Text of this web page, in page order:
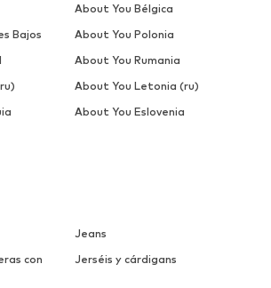
Jeans
con
Jerséis y cárdigans
About You Bélgica
Bajos
About You Polonia
About You Rumania
About You Letonia (ru)
About You Eslovenia